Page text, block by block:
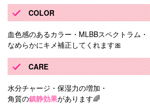
COLOR
血色感のあるカラー・MLBBスペクトラム・
なめらかにキメ補正してくれます🎀
CARE
水分チャージ・保湿力の増加・
角質の鎮静効果があります🌈